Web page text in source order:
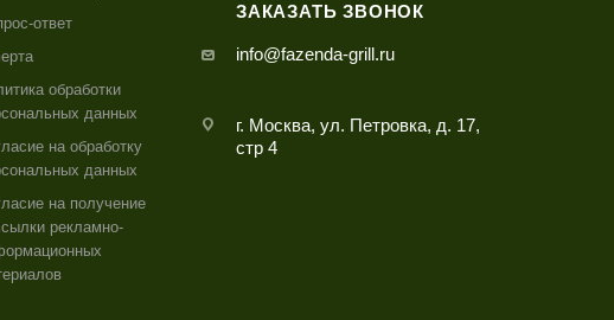
ответ
обработки
данных
на обработку
данных
на получение
рекламно-
ЗАКАЗАТЬ ЗВОНОК
info@fazenda-grill.ru
г. Москва, ул. Петровка, д. 17,
стр 4